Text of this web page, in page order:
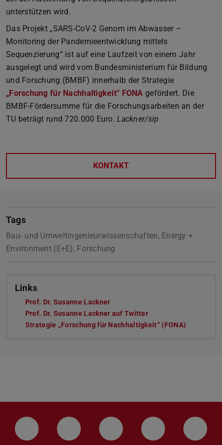
unterstützen wird.
Das Projekt „SARS-CoV-2 Genom im Abwasser –
Monitoring der Pandemieentwicklung mittels
Sequenzierung“ ist auf eine Laufzeit von einem Jahr
ausgelegt und wird vom Bundesministerium für Bildung
und Forschung (BMBF) innerhalb der Strategie
„Forschung für Nachhaltigkeit“ FONA gefördert. Die
BMBF-Fördersumme für die Forschungsarbeiten an der
TU beträgt rund 720.000 Euro.Lackner/sip
KONTAKT
Tags
Bau- und Umweltingenieurwissenschaften, Energy +
Environment (E+E), Forschung
Links
Prof. Dr. Susanne Lackner
Prof. Dr. Susanne Lackner auf Twitter
Strategie „Forschung für Nachhaltigkeit“ (FONA)
LinkedIn-Seite der TU Darmstadt
Instagram-Kanal der TU
Bluesky-Kanal der TU
Facebook-